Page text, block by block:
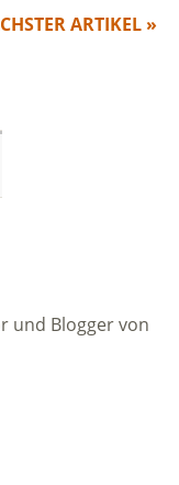
ARTIKEL »
und Blogger von